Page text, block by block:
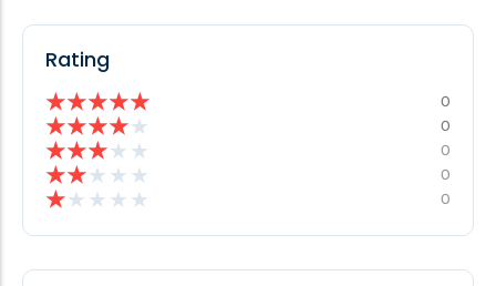
Rating
★★★★★ 0
★★★★★ 0
★★★★ ★ 0
★★★ ★ ★ 0
★★ ★ ★ ★ 0